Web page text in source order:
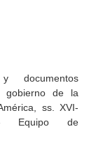
documentos
gobierno de la
ss. XVI-
de